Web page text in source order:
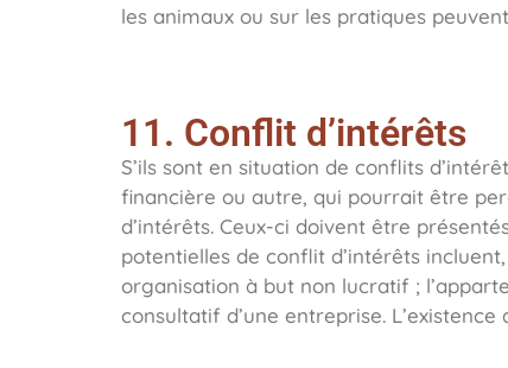
les animaux ou sur les pratiques
11. Conflit d’intérêts
S’ils sont en situation de conflits
financière ou autre, qui pourrait être
d’intérêts. Ceux-ci doivent être
potentielles de conflit d’intérêts
organisation à but non lucratif ;
consultatif d’une entreprise.